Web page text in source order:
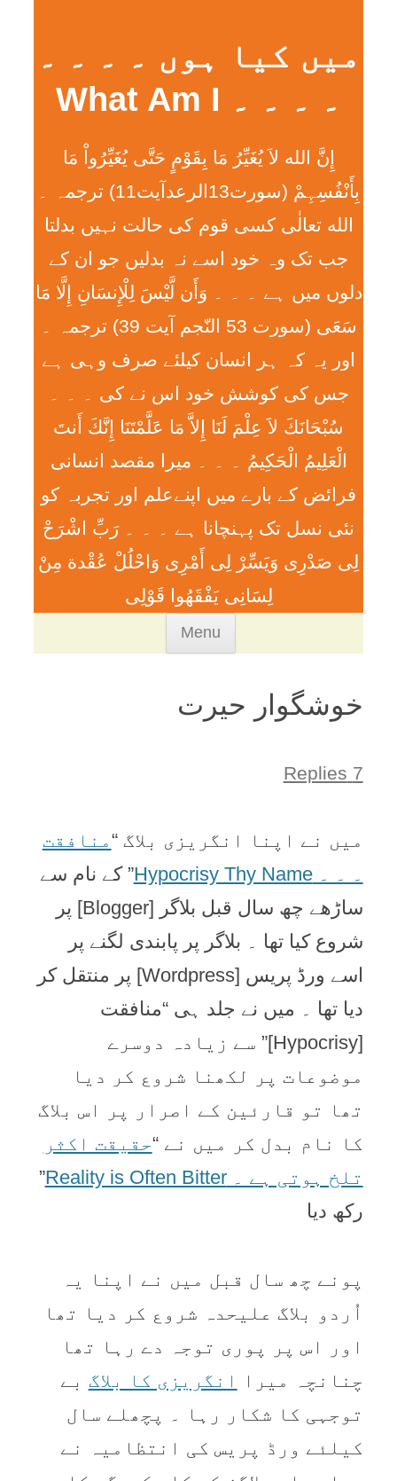
میں کیا ہوں ۔ ۔ ۔ ۔
۔ ۔ ۔ ۔ What Am I
إِنَّ الله لاَ يُغَيِّرُ مَا بِقَوْمٍ حَتَّی يُغَيِّرُواْ مَا
بِأَنْفُسِہِمْ (سورت13الرعدآیت11) ترجمہ ۔
الله تعالٰی کسی قوم کی حالت نہیں بدلتا
جب تک وہ خود اسے نہ بدلیں جو ان کے
دلوں میں ہے ۔ ۔ ۔ وَأَن لَّيْسَ لِلْإِنسَانِ إِلَّا مَا
سَعَی (سورت 53 النّجم آیت 39) ترجمہ ۔
اور یہ کہ ہر انسان کیلئے صرف وہی ہے
جس کی کوشش خود اس نے کی ۔ ۔ ۔
سُبْحَانَكَ لاَ عِلْمَ لَنَا إِلاَّ مَا عَلَّمْتَنَا إِنَّكَ أَنتَ
الْعَلِيمُ الْحَكِيمُ ۔ ۔ ۔ ميرا مقصد انسانی
فرائض کے بارے میں اپنےعلم اور تجربہ کو
نئی نسل تک پہنچانا ہے ۔ ۔ ۔ رَبِّ اشْرَحْ
لِی صَدْرِی وَيَسِّرْ لِی أَمْرِی وَاحْلُلْ عُقْدة مِنْ
لِسَانِی يَفْقَھُوا قَوْلِی
Menu
content
خوشگوار حيرت
7 Replies
ميں نے اپنا انگريزی بلاگ “منافقت
۔ ۔ ۔ Hypocrisy Thy Name
” کے نام سے
ساڑھے چھ سال قبل بلاگر [Blogger] پر
شروع کيا تھا ۔ بلاگر پر پابندی لگنے پر
اسے ورڈ پريس [Wordpress] پر منتقل کر
ديا تھا ۔ ميں نے جلد ہی “منافقت
[Hypocrisy]” سے زيادہ دوسرے
موضوعات پر لکھنا شروع کر ديا
تھا تو قارئين کے اصرار پر اس بلاگ
کا نام بدل کر ميں نے “حقيقت اکثر
تلخ ہوتی ہے ۔ Reality is Often Bitter
”
رکھ ديا
پونے چھ سال قبل ميں نے اپنا يہ
اُردو بلاگ عليحدہ شروع کر ديا تھا
اور اس پر پوری توجہ دے رہا تھا
چنانچہ ميرا
انگريزی کا بلاگ بے
توجہی کا شکار رہا ۔ پچھلے سال
کيلئے ورڈ پريس کی انتظاميہ نے